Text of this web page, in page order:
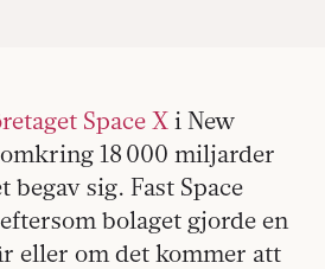
Space X i New
18 000 miljarder
sig. Fast Space
bolaget gjorde en
eller om det kommer att